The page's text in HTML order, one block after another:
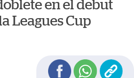
en el debut
Leagues Cup